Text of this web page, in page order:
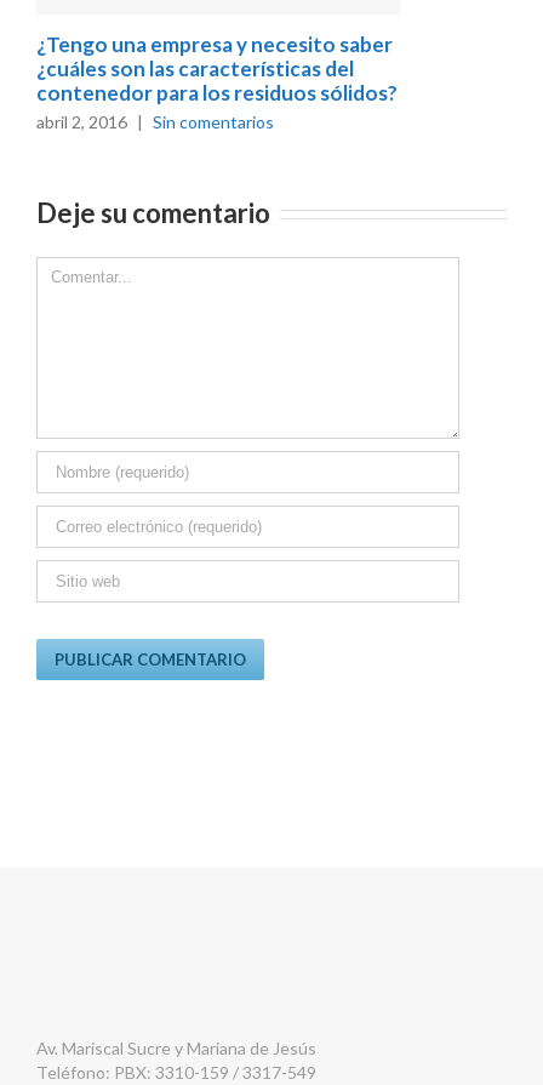
¿Tengo una empresa y necesito saber
¿cuáles son las características del
contenedor para los residuos sólidos?
abril 2, 2016 | Sin comentarios
Deje su comentario
Comment
Av. Mariscal Sucre y Mariana de Jesús
Teléfono: PBX: 3310-159 / 3317-549